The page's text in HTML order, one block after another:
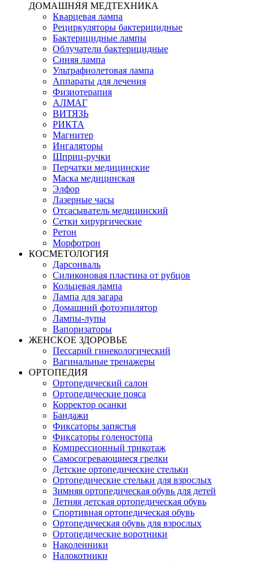
ДОМАШНЯЯ МЕДТЕХНИКА
Кварцевая лампа
Рециркуляторы бактерицидные
Бактерицидные лампы
Облучатели бактерицидные
Синяя лампа
Ультрафиолетовая лампа
Аппараты для лечения
Физиотерапия
АЛМАГ
ВИТЯЗЬ
РИКТА
Магнитер
Ингаляторы
Шприц-ручки
Перчатки медицинские
Маска медицинская
Элфор
Лазерные часы
Отсасыватель медицинский
Сетки хирургические
Ретон
Морфотрон
КОСМЕТОЛОГИЯ
Дарсонваль
Силиконовая пластина от рубцов
Кольцевая лампа
Лампа для загара
Домашний фотоэпилятор
Лампы-лупы
Вапоризаторы
ЖЕНСКОЕ ЗДОРОВЬЕ
Пессарий гинекологический
Вагинальные тренажеры
ОРТОПЕДИЯ
Ортопедический салон
Ортопедические пояса
Корректор осанки
Бандажи
Фиксаторы запястья
Фиксаторы голеностопа
Компрессионный трикотаж
Самосогревающиеся грелки
Детские ортопедические стельки
Ортопедические стельки для взрослых
Зимняя ортопедическая обувь для детей
Летняя детская ортопедическая обувь
Спортивная ортопедическая обувь
Ортопедическая обувь для взрослых
Ортопедические воротники
Наколенники
Налокотники